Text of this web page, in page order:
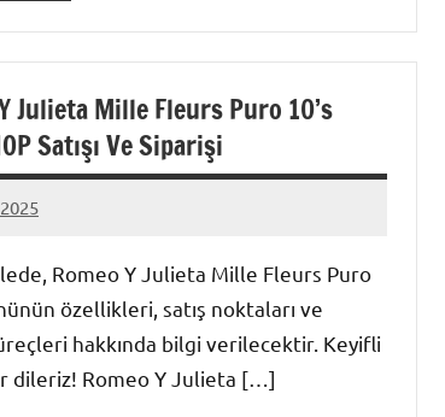
Julieta Mille Fleurs Puro 10’s
Satışı Ve Siparişi
Romeo Y Julieta Mille Fleurs Puro
özellikleri, satış noktaları ve
hakkında bilgi verilecektir. Keyifli
dileriz! Romeo Y Julieta […]